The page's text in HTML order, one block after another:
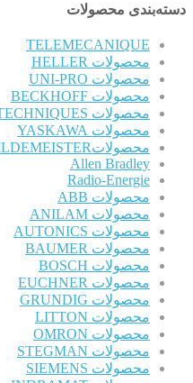
دسته‌بندی محصولات
TELEMECANIQUE
محصولات HELLER
محصولات UNI-PRO
محصولات BECKHOFF
محصولات CONTROL TECHNIQUES
محصولات YASKAWA
محصولاتGILDEMEISTER
Allen Bradley
Radio-Energie
محصولات ABB
محصولات ANILAM
محصولات AUTONICS
محصولات BAUMER
محصولات BOSCH
محصولات EUCHNER
محصولات GRUNDIG
محصولات LITTON
محصولات OMRON
محصولات STEGMAN
محصولات SIEMENS